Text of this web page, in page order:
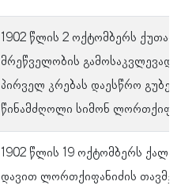
1902 წლის 2 ოქტომბერს
მრეწველობის გამოსაკვლევად
პირველ კრებას დაესწრო
წინამძღოლი სიმონ
1902 წლის 19 ოქტომბერს
დავით ლორთქიფანიძის